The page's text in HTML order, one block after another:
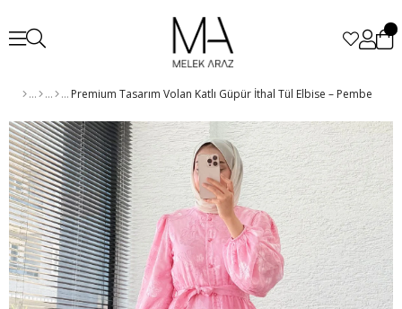
Premium Tasarım Volan Katlı Güpür İthal Tül Elbise – Pembe